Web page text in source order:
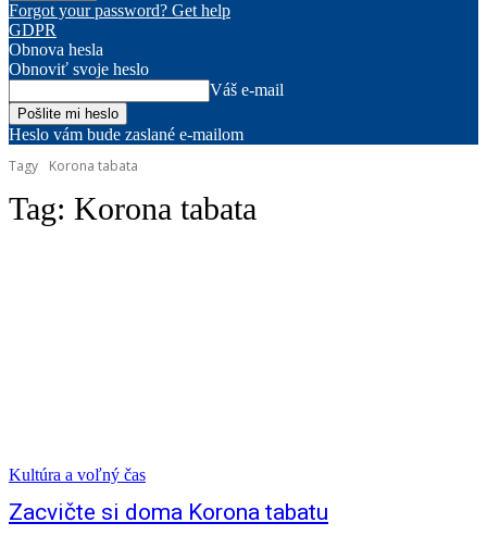
Forgot your password? Get help
GDPR
Obnova hesla
Obnoviť svoje heslo
Váš e-mail
Heslo vám bude zaslané e-mailom
Tagy
Korona tabata
Tag: Korona tabata
Kultúra a voľný čas
Zacvičte si doma Korona tabatu